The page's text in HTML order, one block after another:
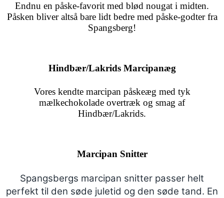
Endnu en påske-favorit med blød nougat i midten.
Påsken bliver altså bare lidt bedre med påske-godter fra
Spangsberg!
Hindbær/Lakrids Marcipanæg
Vores kendte marcipan påskeæg med tyk
mælkechokolade overtræk og smag af
Hindbær/Lakrids.
Marcipan Snitter
Spangsbergs marcipan snitter passer helt
perfekt til den søde juletid og den søde tand. En